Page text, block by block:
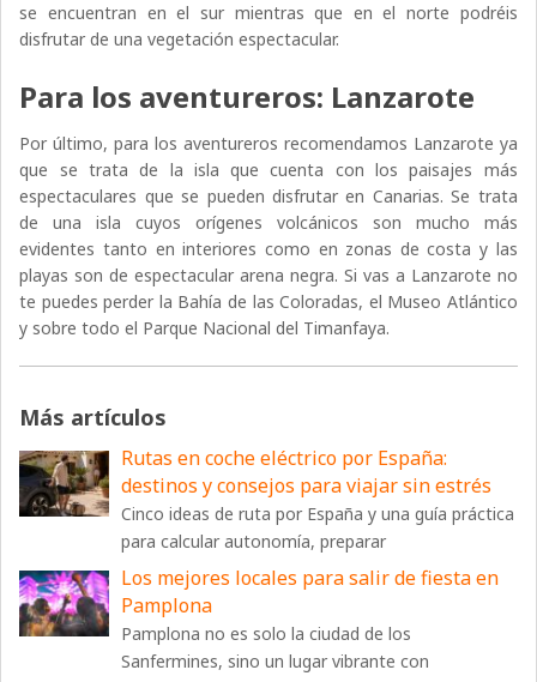
se encuentran en el sur mientras que en el norte podréis
disfrutar de una vegetación espectacular.
Para los aventureros: Lanzarote
Por último, para los aventureros recomendamos Lanzarote ya
que se trata de la isla que cuenta con los paisajes más
espectaculares que se pueden disfrutar en Canarias. Se trata
de una isla cuyos orígenes volcánicos son mucho más
evidentes tanto en interiores como en zonas de costa y las
playas son de espectacular arena negra. Si vas a Lanzarote no
te puedes perder la Bahía de las Coloradas, el Museo Atlántico
y sobre todo el Parque Nacional del Timanfaya.
Más artículos
Rutas en coche eléctrico por España:
destinos y consejos para viajar sin estrés
Cinco ideas de ruta por España y una guía práctica
para calcular autonomía, preparar
Los mejores locales para salir de fiesta en
Pamplona
Pamplona no es solo la ciudad de los
Sanfermines, sino un lugar vibrante con